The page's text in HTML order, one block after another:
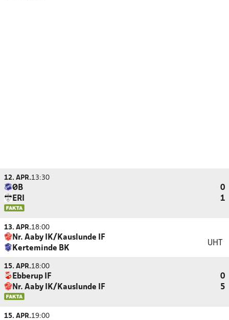
12. APR.13:30
ØB
0
ERI
1
13. APR.18:00
Nr. Aaby IK/Kauslunde IF
Kerteminde BK
UHT
15. APR.18:00
Ebberup IF
0
Nr. Aaby IK/Kauslunde IF
5
15. APR.19:00